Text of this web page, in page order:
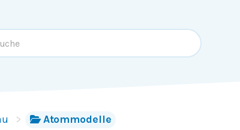
Atommodelle